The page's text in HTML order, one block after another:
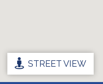
STREET VIEW